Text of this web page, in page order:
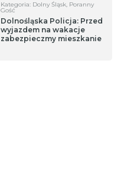
Kategoria: Dolny Śląsk, Poranny
Gość
Dolnośląska Policja: Przed
wyjazdem na wakacje
zabezpieczmy mieszkanie